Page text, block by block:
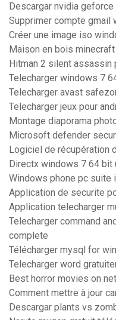
Descargar nvidia
Supprimer compte gmail
Créer une image iso
Maison en bois
Telecharger windows 7
Telecharger avast
Telecharger jeux pour
Montage diaporama
Microsoft defender
Logiciel de récupération
Directx windows 7 64 bit
Windows phone pc suite
Application de securite
Application telecharger
Telecharger command
complete
Télécharger mysql for
Telecharger word
Best horror movies on
Comment mettre à jour
Descargar plants vs